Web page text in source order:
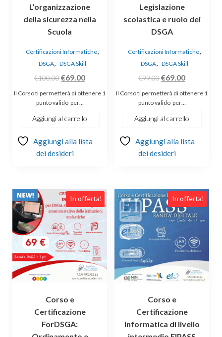
L’organizzazione
della sicurezza nella
Scuola
Certificazioni Informatiche,
DSGA, DSGA Skill
€100.00Il
prezzo
originale
era:
€69.00Il
prezzo
Il Corso ti permetterà di ottenere 1
punto valido per…
Aggiungi al carrello
Aggiungi alla lista
dei desideri
Legislazione
scolastica e ruolo dei
DSGA
Certificazioni Informatiche,
DSGA, DSGA Skill
€99.00Il
prezzo
originale
era:
€69.00Il
prezzo
Il Corso ti permetterà di ottenere 1
punto valido per…
Aggiungi al carrello
Aggiungi alla lista
dei desideri
In offerta!
Corso e
Certificazione
ForDSGA:
In offerta!
Corso e
Certificazione
informatica di livello